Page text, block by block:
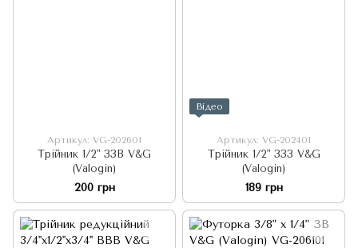
Артикул: VG-202601
Трійник 1/2" ЗЗВ V&G
(Valogin)
200 грн
Відео
Артикул: VG-202401
Трійник 1/2" ЗЗЗ V&G
(Valogin)
189 грн